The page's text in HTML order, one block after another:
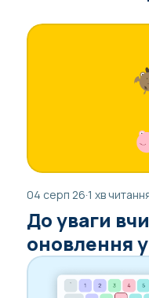
04 серп 26·1 хв
До уваги
оновлення